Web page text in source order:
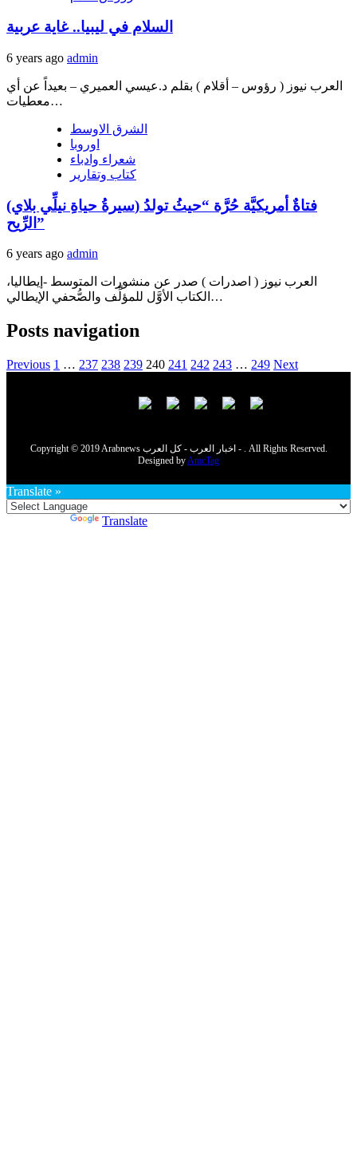
السلام في ليبيا.. غاية عربية
6 years ago admin
العرب نيوز ( رؤوس – أقلام ) بقلم د.عيسي العميري – بعيداً عن أي
معطيات…
الشرق الاوسط
اوروبا
شعراء وادباء
كتاب وتقارير
(سيرةُ حياةِ نيلِّي بلاي) فتاةٌ أمريكيَّة حُرَّة “حيثُ تولدُ
الرِّيح”
6 years ago admin
العرب نيوز ( اصدرات ) صدر عن منشورات المتوسط -إيطاليا،
الكتاب الأوَّل للمؤلِّف والصُّحفي الإيطالي…
Posts navigation
Previous 1 … 237 238 239 240 241 242 243 … 249 Next
Copyright © 2019 Arabnews اخبار العرب - كل العرب - . All Rights Reserved.
Designed byAmcTag
Translate »
Translate